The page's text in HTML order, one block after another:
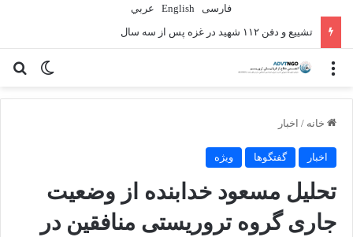
فارسی English
عربي
تشییع و دفن ۱۱۲ شهید در غزه پس از سه سال
تغییر منو
خانه / اخبار
اخبار گفتگوها ویژه
تحلیل مسعود خدابنده از وضعیت
جاری گروه تروریستی منافقین در